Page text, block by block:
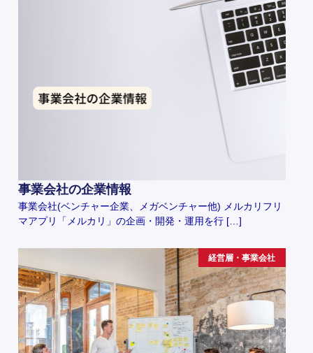
事業会社の企業情報
事業会社(ベンチャー企業、メガベンチャー他) メルカリフリ
マアプリ「メルカリ」の企画・開発・運用を行 […]
経営層・事業会社